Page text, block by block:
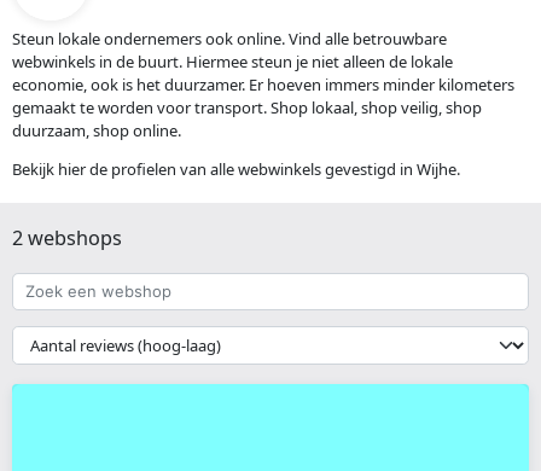
Steun lokale ondernemers ook online. Vind alle betrouwbare
webwinkels in de buurt. Hiermee steun je niet alleen de lokale
economie, ook is het duurzamer. Er hoeven immers minder kilometers
gemaakt te worden voor transport. Shop lokaal, shop veilig, shop
duurzaam, shop online.
Bekijk hier de profielen van alle webwinkels gevestigd in Wijhe.
2 webshops
Zoek
een
webshop
{{
__('Sort')
}}